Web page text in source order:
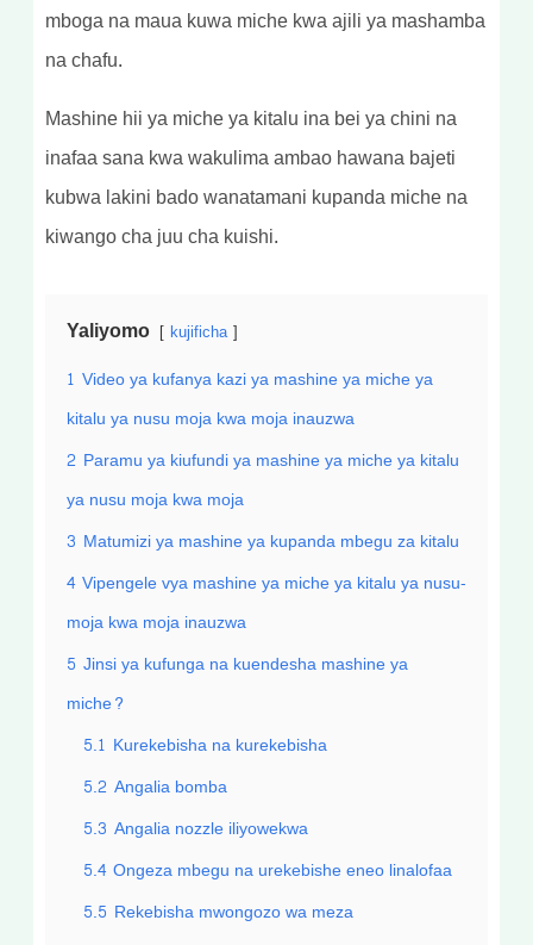
mboga na maua kuwa miche kwa ajili ya mashamba
na chafu.
Mashine hii ya miche ya kitalu ina bei ya chini na
inafaa sana kwa wakulima ambao hawana bajeti
kubwa lakini bado wanatamani kupanda miche na
kiwango cha juu cha kuishi.
Yaliyomo kujificha
1 Video ya kufanya kazi ya mashine ya miche ya
kitalu ya nusu moja kwa moja inauzwa
2 Paramu ya kiufundi ya mashine ya miche ya kitalu
ya nusu moja kwa moja
3 Matumizi ya mashine ya kupanda mbegu za kitalu
4 Vipengele vya mashine ya miche ya kitalu ya nusu-
moja kwa moja inauzwa
5 Jinsi ya kufunga na kuendesha mashine ya
miche?
5.1 Kurekebisha na kurekebisha
5.2 Angalia bomba
5.3 Angalia nozzle iliyowekwa
5.4 Ongeza mbegu na urekebishe eneo linalofaa
5.5 Rekebisha mwongozo wa meza